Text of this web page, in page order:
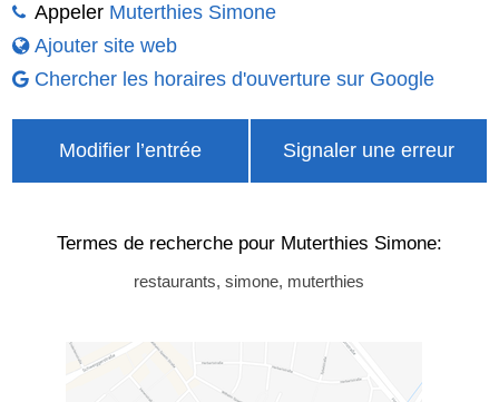
Appeler Muterthies Simone
Ajouter site web
Chercher les horaires d'ouverture sur Google
Modifier l’entrée Signaler une erreur
Termes de recherche pour Muterthies Simone:
restaurants, simone, muterthies